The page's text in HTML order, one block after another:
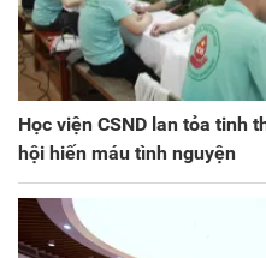
Học viện CSND lan tỏa tinh
hội hiến máu tình nguyện